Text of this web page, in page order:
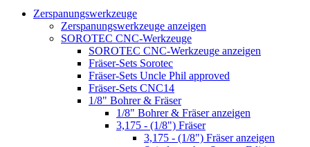
Zerspanungswerkzeuge
Zerspanungswerkzeuge anzeigen
SOROTEC CNC-Werkzeuge
SOROTEC CNC-Werkzeuge anzeigen
Fräser-Sets Sorotec
Fräser-Sets Uncle Phil approved
Fräser-Sets CNC14
1/8" Bohrer & Fräser
1/8" Bohrer & Fräser anzeigen
3,175 - (1/8") Fräser
3,175 - (1/8") Fräser anzeigen